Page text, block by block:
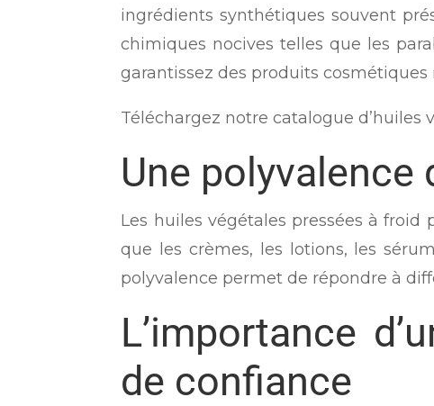
ingrédients synthétiques souvent
chimiques nocives telles que les
garantissez des produits
Téléchargez notre catalogue d’huiles
Une polyvalence
Les huiles végétales pressées à
que les crèmes, les lotions, les
polyvalence permet de répondre à
L’importance
de confiance